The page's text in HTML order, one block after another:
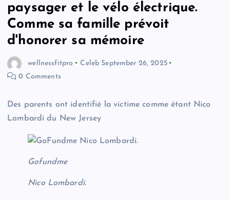
paysager et le vélo électrique.
Comme sa famille prévoit
d'honorer sa mémoire
wellnessfitpro Celeb September 26, 2025
0 Comments
Des parents ont identifié la victime comme étant Nico
Lombardi du New Jersey
Gofundme
Nico Lombardi.